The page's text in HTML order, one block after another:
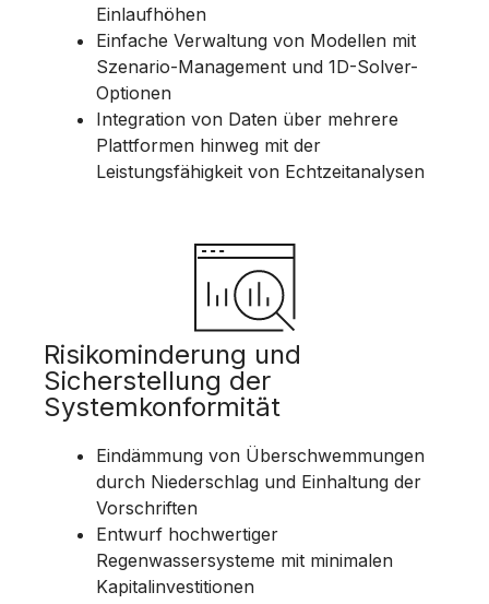
Einlaufhöhen
Einfache Verwaltung von Modellen mit
Szenario-Management und 1D-Solver-
Optionen
Integration von Daten über mehrere
Plattformen hinweg mit der
Leistungsfähigkeit von Echtzeitanalysen
Risikominderung und
Sicherstellung der
Systemkonformität
Eindämmung von Überschwemmungen
durch Niederschlag und Einhaltung der
Vorschriften
Entwurf hochwertiger
Regenwassersysteme mit minimalen
Kapitalinvestitionen